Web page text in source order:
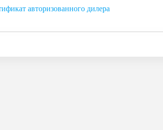
авторизованного дилера